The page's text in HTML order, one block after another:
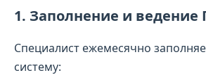
1. Заполнение и
Специалист ежемесячно
систему: